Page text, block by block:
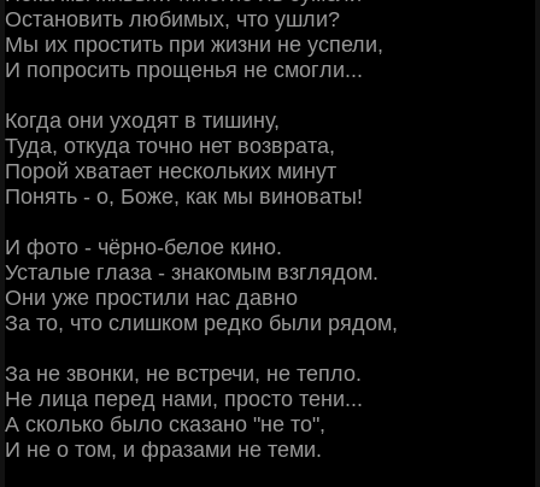
Остановить любимых, что ушли?
Мы их простить при жизни не успели,
И попросить прощенья не смогли...
Когда они уходят в тишину,
Туда, откуда точно нет возврата,
Порой хватает нескольких минут
Понять - о, Боже, как мы виноваты!
И фото - чёрно-белое кино.
Усталые глаза - знакомым взглядом.
Они уже простили нас давно
За то, что слишком редко были рядом,
За не звонки, не встречи, не тепло.
Не лица перед нами, просто тени...
А сколько было сказано "не то",
И не о том, и фразами не теми.